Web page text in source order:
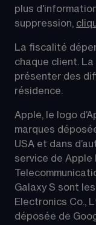
plus
suppression,
La fiscalité
chaque client.
présenter des
résidence.
Apple, le logo
marques
USA et dans
service de Apple
Galaxy S sont
Electronics Co.,
déposée de